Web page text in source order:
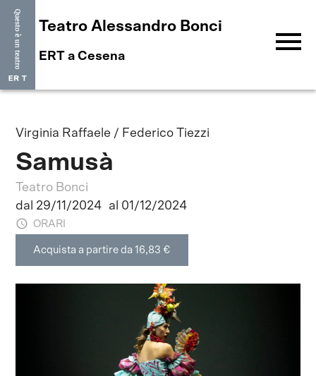
Teatro Alessandro Bonci
ERT a Cesena menu
Virginia Raffaele / Federico Tiezzi
Samusà
Teatro Bonci
dal 29/11/2024
al 01/12/2024
ORARI
Acquista a partire da 16,83 €